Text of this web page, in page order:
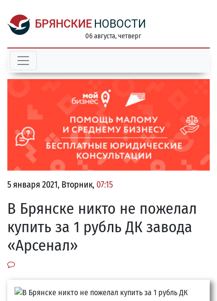
БРЯНСКИЕ НОВОСТИ
06 августа, четверг
5 января 2021, Вторник, 07:15
В Брянске никто не пожелал
купить за 1 рубль ДК завода
«Арсенал»